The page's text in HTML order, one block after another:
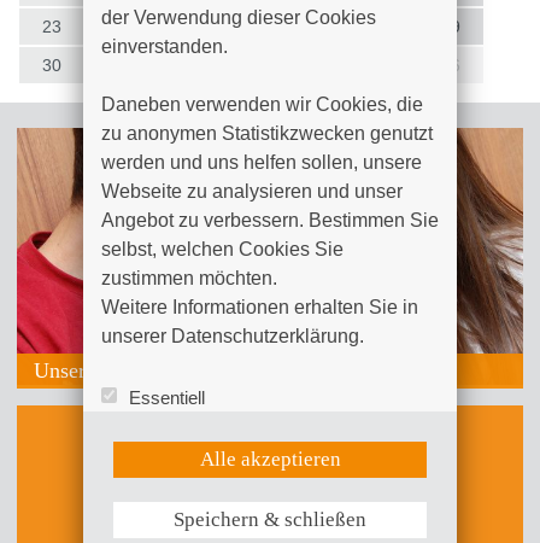
23
24 25 26 27 28
29
30
06
Unsere Babygalerie
der Verwendung dieser Cookies
einverstanden.
Daneben verwenden wir Cookies, die
zu anonymen Statistikzwecken genutzt
werden und uns helfen sollen, unsere
Webseite zu analysieren und unser
Angebot zu verbessern. Bestimmen Sie
selbst, welchen Cookies Sie
zustimmen möchten.
Weitere Informationen erhalten Sie in
unserer Datenschutzerklärung.
Essentiell
UX (Hotjar)
Weitere Informationen anzeigen
Alle akzeptieren
Speichern & schließen